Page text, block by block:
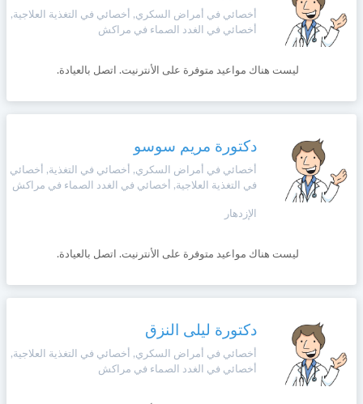
أخصائي في أمراض السكري, أخصائي في التغذية العلاجية,
أخصائي في الغدد الصماء في مراكش
ليست هناك مواعيد متوفرة على الأنترنيت. اتصل بالعيادة.
دكتورة مريم سوسو
أخصائي في أمراض السكري, أخصائي في التغذية, أخصائي
في التغذية العلاجية, أخصائي في الغدد الصماء في مراكش
الإزدهار
ليست هناك مواعيد متوفرة على الأنترنيت. اتصل بالعيادة.
دكتورة ليلى النزق
أخصائي في أمراض السكري, أخصائي في التغذية العلاجية,
أخصائي في الغدد الصماء في مراكش